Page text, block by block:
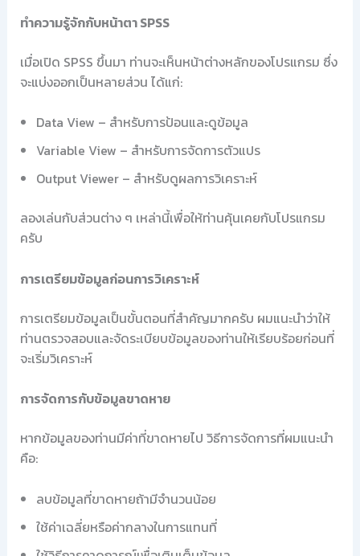
ทำความรู้จักกับหน้าตา SPSS
เมื่อเปิด SPSS ขึ้นมา ท่านจะเห็นหน้าต่างหลักของโปรแกรม ซึ่ง
จะแบ่งออกเป็นหลายส่วน ได้แก่:
Data View – สำหรับการป้อนและดูข้อมูล
Variable View – สำหรับการจัดการตัวแปร
Output Viewer – สำหรับดูผลการวิเคราะห์
ลองเล่นกับส่วนต่าง ๆ เหล่านี้เพื่อให้ท่านคุ้นเคยกับโปรแกรม
ครับ
การเตรียมข้อมูลก่อนการวิเคราะห์
การเตรียมข้อมูลเป็นขั้นตอนที่สำคัญมากครับ ผมแนะนำว่าให้
ท่านตรวจสอบและจัดระเบียบข้อมูลของท่านให้เรียบร้อยก่อนที่
จะเริ่มวิเคราะห์
การจัดการกับข้อมูลขาดหาย
หากข้อมูลของท่านมีค่าที่ขาดหายไป วิธีการจัดการที่ผมแนะนำ
คือ:
ลบข้อมูลที่ขาดหายถ้ามีจำนวนน้อย
ใช้ค่าเฉลี่ยหรือค่ากลางในการแทนที่